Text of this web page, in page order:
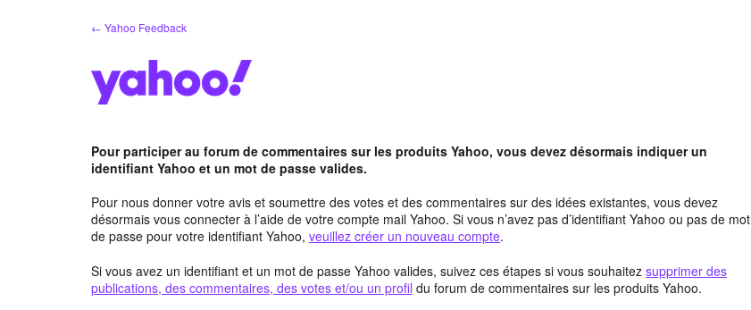
← Yahoo Feedback
Pour participer au forum de commentaires sur les produits Yahoo, vous devez désormais indiquer un
identifiant Yahoo et un mot de passe valides.
Pour nous donner votre avis et soumettre des votes et des commentaires sur des idées existantes, vous devez
désormais vous connecter à l’aide de votre compte mail Yahoo. Si vous n’avez pas d’identifiant Yahoo ou pas de mot
de passe pour votre identifiant Yahoo, veuillez créer un nouveau compte.
Si vous avez un identifiant et un mot de passe Yahoo valides, suivez ces étapes si vous souhaitez supprimer des
publications, des commentaires, des votes et/ou un profil du forum de commentaires sur les produits Yahoo.